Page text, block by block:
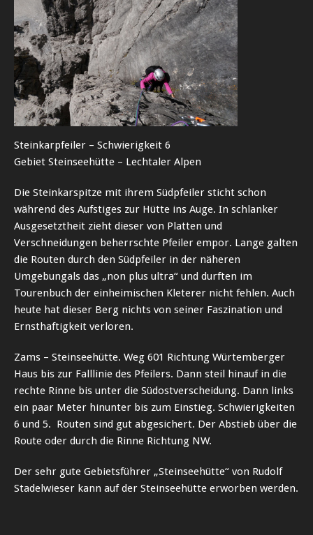
Steinkarpfeiler – Schwierigkeit 6
Gebiet Steinseehütte – Lechtaler Alpen
Die Steinkarspitze mit ihrem Südpfeiler sticht schon
während des Aufstiges zur Hütte ins Auge. In schlanker
Ausgesetztheit zieht dieser von Platten und
Verschneidungen beherrschte Pfeiler empor. Lange galten
die Routen durch den Südpfeiler in der näheren
Umgebungals das „non plus ultra“ und durften im
Tourenbuch der einheimischen Kleterer nicht fehlen. Auch
heute hat dieser Berg nichts von seiner Faszination und
Ernsthaftigkeit verloren.
Zams – Steinseehütte. Weg 601 Richtung Würtemberger
Haus bis zur Falllinie des Pfeilers. Dann steil hinauf in die
rechte Rinne bis unter die Südostverscheidung. Dann links
ein paar Meter hinunter bis zum Einstieg. Schwierigkeiten
6 und 5. Routen sind gut abgesichert. Der Abstieb über die
Route oder durch die Rinne Richtung NW.
Der sehr gute Gebietsführer „Steinseehütte“ von Rudolf
Stadelwieser kann auf der Steinseehütte erworben werden.